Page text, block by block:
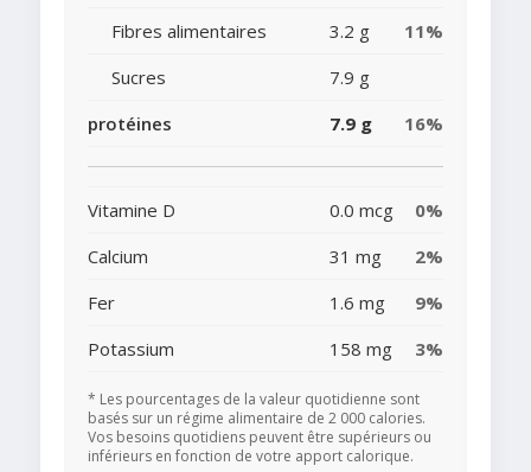
Fibres alimentaires 3.2 g
11%
Sucres
7.9 g
protéines
7.9 g 16%
Vitamine D 0.0 mcg
0%
Calcium
31 mg
2%
Fer
1.6 mg
9%
Potassium
158 mg 3%
* Les pourcentages de la valeur quotidienne sont
basés sur un régime alimentaire de 2 000 calories.
Vos besoins quotidiens peuvent être supérieurs ou
inférieurs en fonction de votre apport calorique.